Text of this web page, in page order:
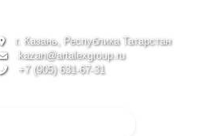
г. Казань, Республика Татарстан
kazan@artalexgroup.ru
+7 (905) 631-67-31